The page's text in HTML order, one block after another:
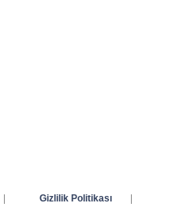
| Gizlilik Politikası
|